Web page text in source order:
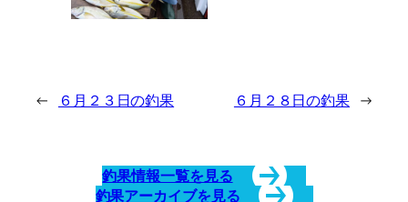
← ６月２３日の釣果 ６月２８日の釣果 →
釣果情報一覧を見る
釣果アーカイブを見る